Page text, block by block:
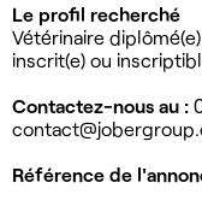
Le profil recherché
Vétérinaire
inscrit(e) ou
Contactez-nous au :
Référence de